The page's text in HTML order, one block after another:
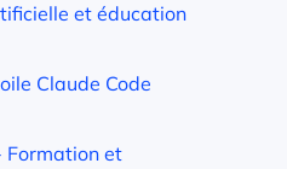
et éducation
Claude Code
Formation et